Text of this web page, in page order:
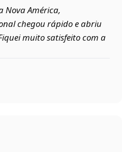
Nova América,
chegou rápido e abriu
muito satisfeito com a